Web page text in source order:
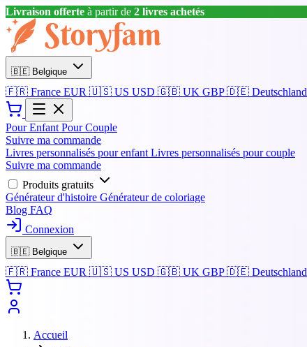
Livraison offerte à partir de 2 livres achetés
🇧🇪 Belgique
🇫🇷 France EUR 🇺🇸 US USD 🇬🇧 UK GBP 🇩🇪 Deutschland
Pour Enfant Pour Couple
Suivre ma commande
Livres personnalisés pour enfant Livres personnalisés pour couple
Suivre ma commande
Produits gratuits
Générateur d'histoire Générateur de coloriage
Blog FAQ
Connexion
🇧🇪 Belgique
🇫🇷 France EUR 🇺🇸 US USD 🇬🇧 UK GBP 🇩🇪 Deutschland
Accueil